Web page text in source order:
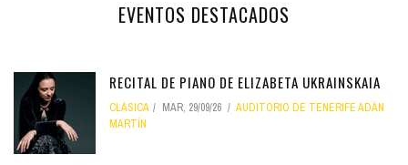
EVENTOS DESTACADOS
RECITAL DE PIANO DE ELIZABETA UKRAINSKAIA
CLÁSICA MAR, 29/09/26
AUDITORIO DE TENERIFE ADÁN
MARTÍN